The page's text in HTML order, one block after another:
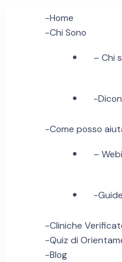
-Home
-Chi Sono
– Chi
-
-Come posso
–
-
-Cliniche
-Quiz di
-Blog